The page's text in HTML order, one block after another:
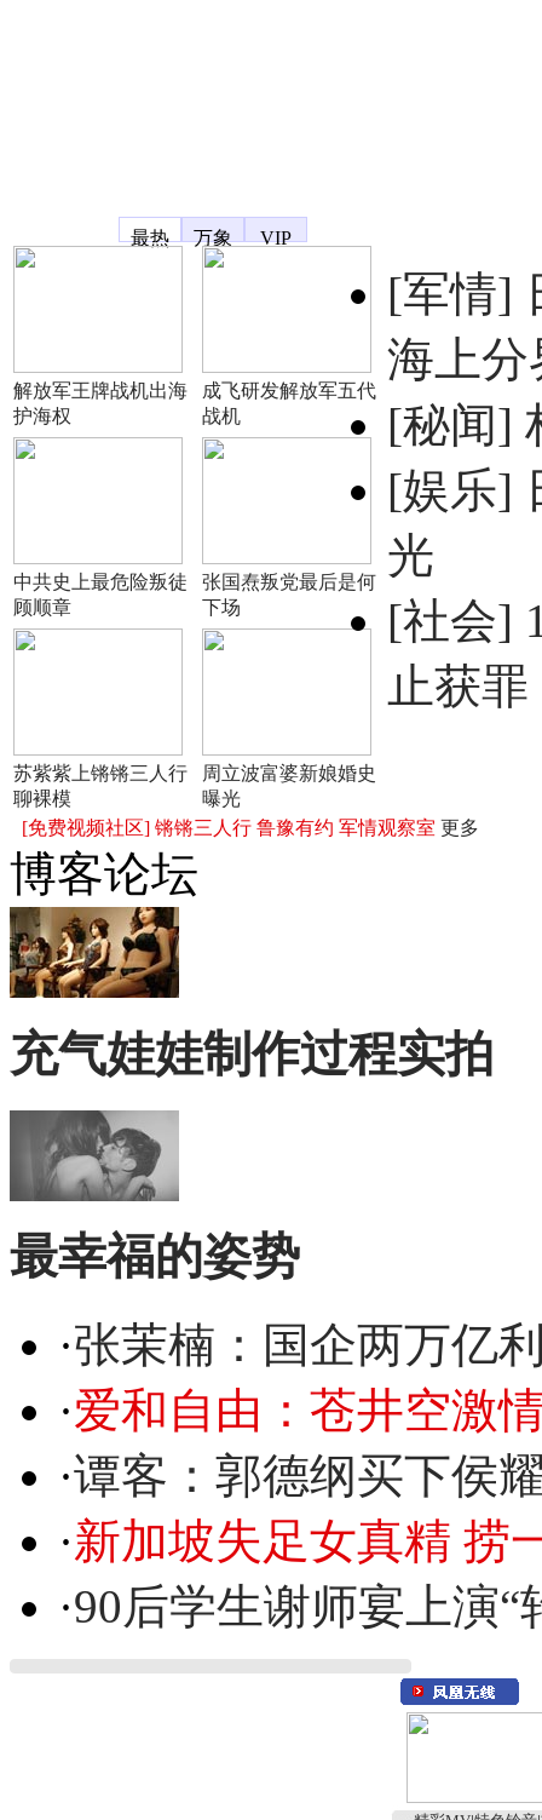
最热
万象 VIP
解放军王牌战机出海
护海权
成飞研发解放军五代
战机
中共史上最危险叛徒
顾顺章
张国焘叛党最后是何
下场
苏紫紫上锵锵三人行
聊裸模
周立波富婆新娘婚史
曝光
[军情]
海上分
[秘闻]
[娱乐]
光
[社会]
止获罪
[免费视频社区] 锵锵三人行 鲁豫有约 军情观察室 更多
博客论坛
充气娃娃制作过程实拍
最幸福的姿势
·张茉楠：国企两万亿
·爱和自由：苍井空激
·谭客：郭德纲买下侯
·新加坡失足女真精 捞
·90后学生谢师宴上演“